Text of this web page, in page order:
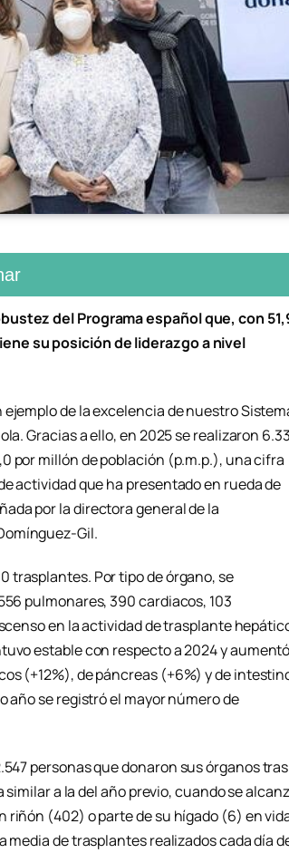
del Programa español que, con
su posición de liderazgo a nivel
de la excelencia de nuestro
Gracias a ello, en 2025 se realizaron
por millón de población (p.m.p.), una cifra
actividad que ha presentado en rueda de
por la directora general de la
Gil.
trasplantes. Por tipo de órgano, se
pulmonares, 390 cardiacos, 103
en la actividad de trasplante
estable con respecto a 2024 y aumentó
(+12%), de páncreas (+6%) y de
año se registró el mayor número de
personas que donaron sus órganos tras
a la del año previo, cuando se
riñón (402) o parte de su hígado (6) en
media de trasplantes realizados cada día